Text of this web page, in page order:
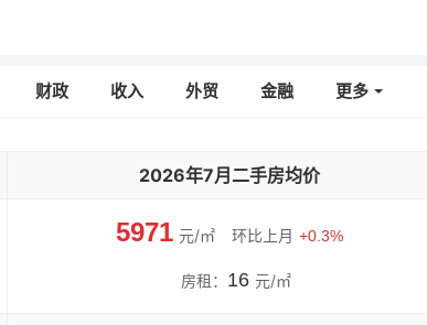
财政 收入 外贸 金融 更多
2026年7月二手房均价
5971 元/㎡ 环比上月 +0.3%
房租： 16 元/㎡